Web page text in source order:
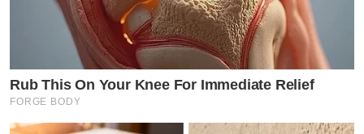
Rub This On Your Knee For Immediate Relief
FORGE BODY